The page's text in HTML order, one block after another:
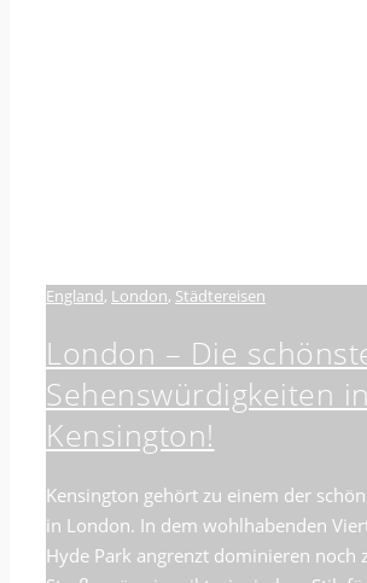
England, London, Städtereisen
London – Die
Sehenswürdigkeiten in
Kensington!
Kensington gehört zu einem der
in London. In dem wohlhabenden
Hyde Park angrenzt dominieren noch